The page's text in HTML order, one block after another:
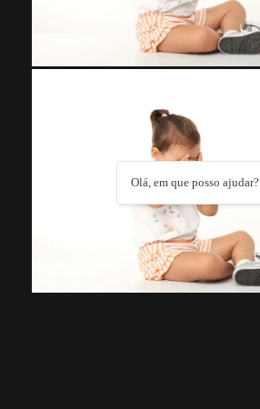
Olá, em que posso ajudar?